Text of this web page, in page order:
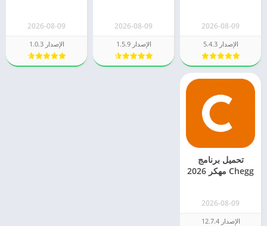
2026-08-09
الإصدار 5.4.3
2026-08-09
الإصدار 1.5.9
2026-08-09
الإصدار 1.0.3
تحميل برنامج
Chegg مهكر 2026
2026-08-09
الإصدار 12.7.4